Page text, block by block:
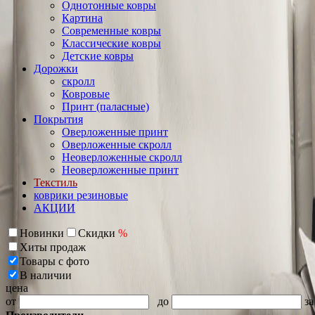
Однотонные ковры
Картина
Современные ковры
Классические ковры
Детские ковры
Дорожки
скролл
Ковровые
Принт (паласные)
Покрытия
Оверложенные принт
Оверложенные скролл
Неоверложенные скролл
Неоверложенные принт
Текстиль
коврики резиновые
АКЦИИ
Новинки Скидки %
Хиты продаж
Товары с фото
В наличии
цена
от
до